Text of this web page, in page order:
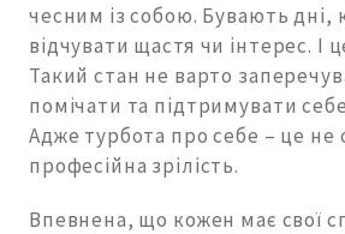
чесним із собою. Бувають дні,
відчувати щастя чи інтерес. І
Такий стан не варто
помічати та підтримувати
Адже турбота про себе – це не
професійна зрілість.
Впевнена, що кожен має свої